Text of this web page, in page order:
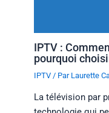
IPTV :
pourquoi
IPTV / Par Laurette
La télévision par